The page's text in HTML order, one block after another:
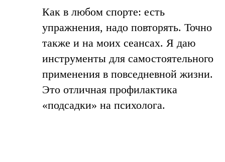
Как в любом спорте: есть
упражнения, надо повторять. Точно
также и на моих сеансах. Я даю
инструменты для самостоятельного
применения в повседневной жизни.
Это отличная профилактика
«подсадки» на психолога.